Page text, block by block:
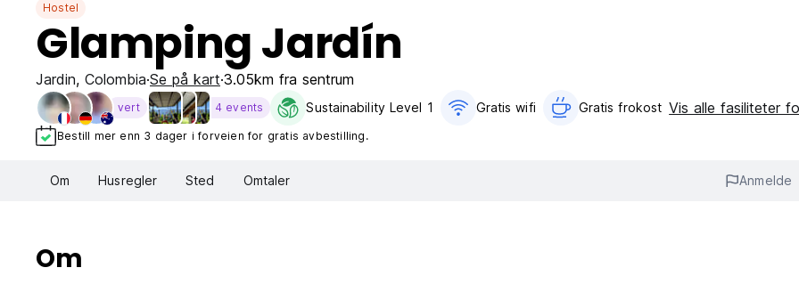
Hostel
Glamping Jardín
Jardin, Colombia Se på kart 3.05km fra sentrum
vert 4 events Sustainability Level 1 Gratis wifi‎ Gratis frokost‎ Vis alle fasiliteter
Bestill mer enn 3 dager i forveien for gratis avbestilling.
Om Husregler Sted Omtaler Anmelde
Om